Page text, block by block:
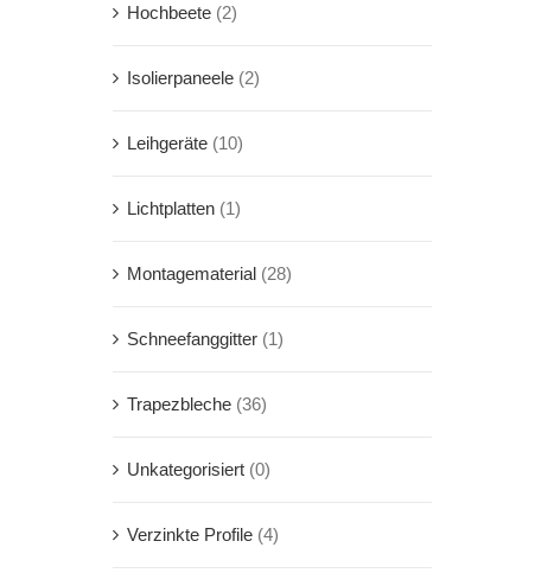
Hochbeete (2)
Isolierpaneele (2)
Leihgeräte (10)
Lichtplatten (1)
Montagematerial (28)
Schneefanggitter (1)
Trapezbleche (36)
Unkategorisiert (0)
Verzinkte Profile (4)